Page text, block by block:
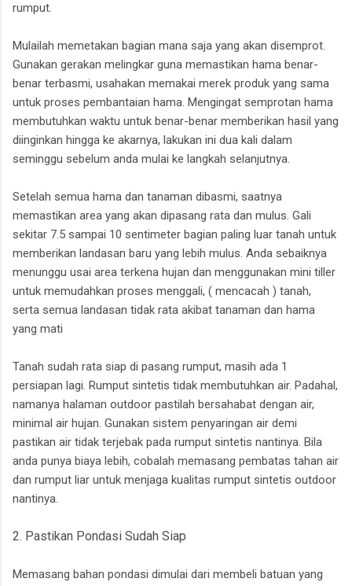
rumput.
Mulailah memetakan bagian mana saja yang akan disemprot.
Gunakan gerakan melingkar guna memastikan hama benar-
benar terbasmi, usahakan memakai merek produk yang sama
untuk proses pembantaian hama. Mengingat semprotan hama
membutuhkan waktu untuk benar-benar memberikan hasil yang
diinginkan hingga ke akarnya, lakukan ini dua kali dalam
seminggu sebelum anda mulai ke langkah selanjutnya.
Setelah semua hama dan tanaman dibasmi, saatnya
memastikan area yang akan dipasang rata dan mulus. Gali
sekitar 7.5 sampai 10 sentimeter bagian paling luar tanah untuk
memberikan landasan baru yang lebih mulus. Anda sebaiknya
menunggu usai area terkena hujan dan menggunakan mini tiller
untuk memudahkan proses menggali, ( mencacah ) tanah,
serta semua landasan tidak rata akibat tanaman dan hama
yang mati
Tanah sudah rata siap di pasang rumput, masih ada 1
persiapan lagi. Rumput sintetis tidak membutuhkan air. Padahal,
namanya halaman outdoor pastilah bersahabat dengan air,
minimal air hujan. Gunakan sistem penyaringan air demi
pastikan air tidak terjebak pada rumput sintetis nantinya. Bila
anda punya biaya lebih, cobalah memasang pembatas tahan air
dan rumput liar untuk menjaga kualitas rumput sintetis outdoor
nantinya.
2. Pastikan Pondasi Sudah Siap
Memasang bahan pondasi dimulai dari membeli batuan yang